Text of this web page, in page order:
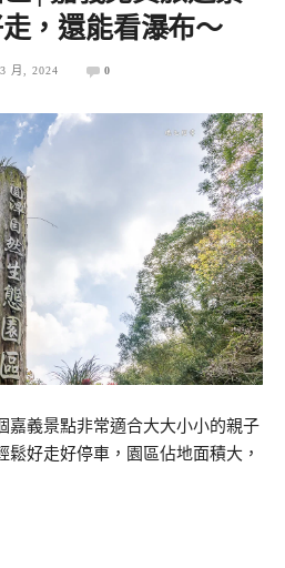
，還能看瀑布～
月, 2024 0
嘉義景點非常適合大大小小的親子
好走好停車，園區佔地面積大，